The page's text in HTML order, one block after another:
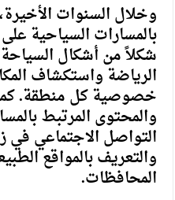
وخلال السنوات
بالمسارات السياحية
شكلاً من أشكال السياحة
الرياضة واستكشاف
خصوصية كل منطقة.
والمحتوى المرتبط
التواصل الاجتماعي في
والتعريف بالمواقع
المحافظات.